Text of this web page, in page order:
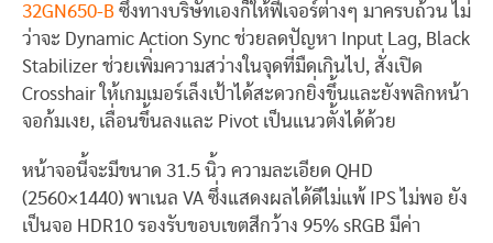
32GN650-B ซึ่งทางบริษัทเองก็ให้ฟีเจอร์ต่างๆ มาครบถ้วน ไม่
ว่าจะ Dynamic Action Sync ช่วยลดปัญหา Input Lag, Black
Stabilizer ช่วยเพิ่มความสว่างในจุดที่มืดเกินไป, สั่งเปิด
Crosshair ให้เกมเมอร์เล็งเป้าได้สะดวกยิ่งขึ้นและยังพลิกหน้า
จอก้มเงย, เลื่อนขึ้นลงและ Pivot เป็นแนวตั้งได้ด้วย
หน้าจอนี้จะมีขนาด 31.5 นิ้ว ความละเอียด QHD
(2560×1440) พาเนล VA ซึ่งแสดงผลได้ดีไม่แพ้ IPS ไม่พอ ยัง
เป็นจอ HDR10 รองรับขอบเขตสีกว้าง 95% sRGB มีค่า